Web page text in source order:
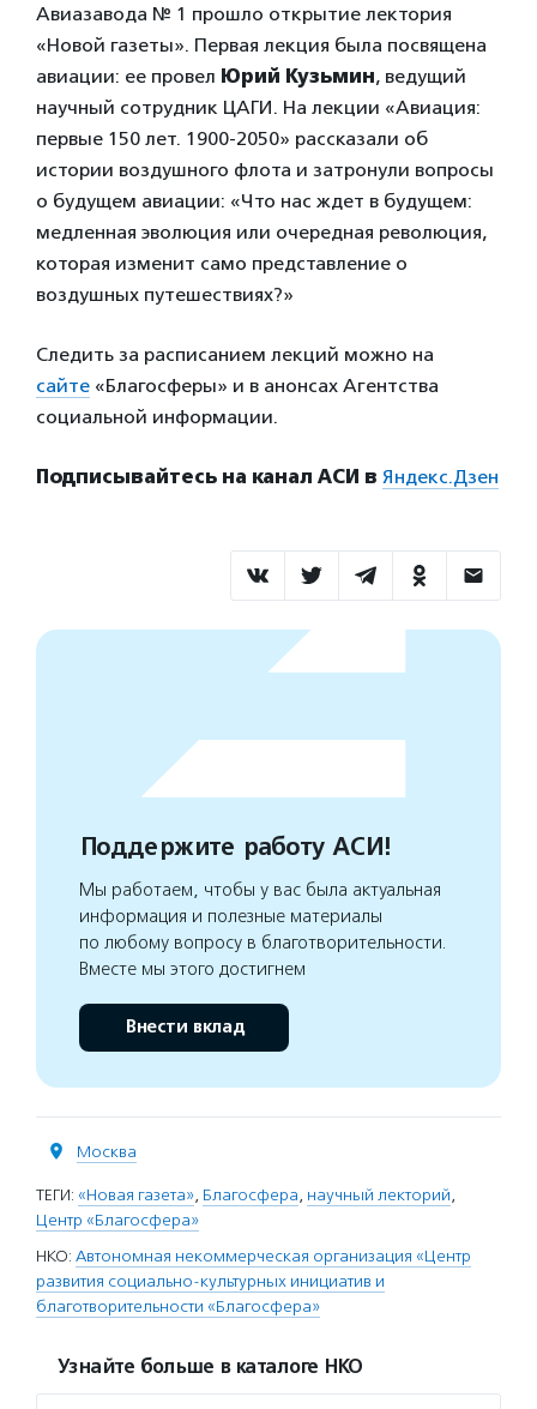
Авиазавода № 1 прошло открытие лектория
«Новой газеты». Первая лекция была посвящена
авиации: ее провел Юрий Кузьмин, ведущий
научный сотрудник ЦАГИ. На лекции «Авиация:
первые 150 лет. 1900-2050» рассказали об
истории воздушного флота и затронули вопросы
о будущем авиации: «Что нас ждет в будущем:
медленная эволюция или очередная революция,
которая изменит само представление о
воздушных путешествиях?»
Следить за расписанием лекций можно на
сайте «Благосферы» и в анонсах Агентства
социальной информации.
Подписывайтесь на канал АСИ в Яндекс.Дзен
Поддержите работу АСИ!
Мы работаем, чтобы у вас была актуальная
информация и полезные материалы
по любому вопросу в благотворительности.
Вместе мы этого достигнем
Внести вклад
Москва
ТЕГИ: «Новая газета», Благосфера, научный лекторий,
Центр «Благосфера»
НКО: Автономная некоммерческая организация «Центр
развития социально-культурных инициатив и
благотворительности «Благосфера»
Узнайте больше в каталоге НКО